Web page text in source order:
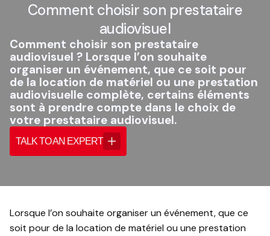
Comment choisir son prestataire
audiovisuel
Comment choisir son prestataire
audiovisuel ? Lorsque l’on souhaite
organiser un événement, que ce soit pour
de la location de matériel ou une prestation
audiovisuelle complète, certains éléments
sont à prendre compte dans le choix de
votre prestataire audiovisuel.
TALK TO AN EXPERT
Lorsque l’on souhaite organiser un événement, que ce
soit pour de la location de matériel ou une prestation